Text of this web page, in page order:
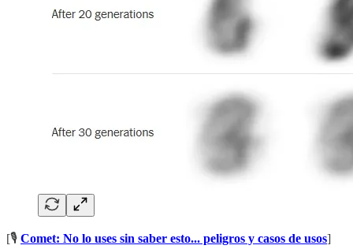
[🎙️ Comet: No lo uses sin saber esto... peligros y casos de usos]